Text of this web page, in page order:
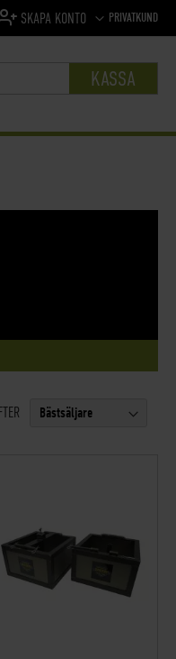
SPRÅKPRIVATKUND
SKAPA KONTO
KASSA